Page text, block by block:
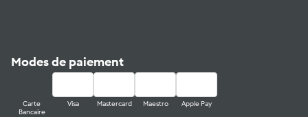
Modes de paiement
Carte
Bancaire
Visa Mastercard Maestro Apple Pay